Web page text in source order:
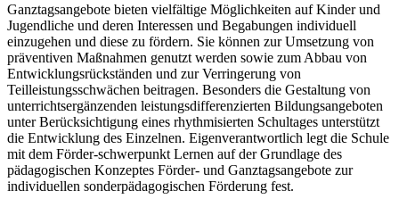
Ganztagsangebote bieten vielfältige Möglichkeiten auf Kinder und
Jugendliche und deren Interessen und Begabungen individuell
einzugehen und diese zu fördern. Sie können zur Umsetzung von
präventiven Maßnahmen genutzt werden sowie zum Abbau von
Entwicklungsrückständen und zur Verringerung von
Teilleistungsschwächen beitragen. Besonders die Gestaltung von
unterrichtsergänzenden leistungsdifferenzierten Bildungsangeboten
unter Berücksichtigung eines rhythmisierten Schultages unterstützt
die Entwicklung des Einzelnen. Eigenverantwortlich legt die Schule
mit dem Förder-schwerpunkt Lernen auf der Grundlage des
pädagogischen Konzeptes Förder- und Ganztagsangebote zur
individuellen sonderpädagogischen Förderung fest.